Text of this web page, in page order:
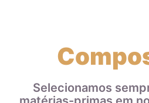
Selecionamos